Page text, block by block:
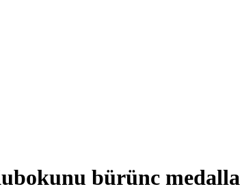
bürünc